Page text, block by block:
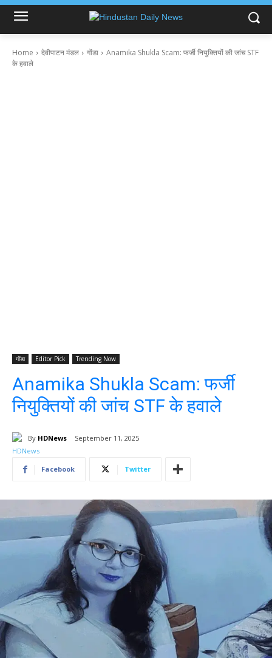
Home देवीपाटन मंडल गोंडा
Anamika Shukla Scam: फर्जी नियुक्तियों की जांच STF
के हवाले
गोंडा Editor Pick Trending Now
Anamika Shukla Scam: फर्जी
नियुक्तियों की जांच STF के हवाले
By HDNews September 11, 2025
Facebook Twitter